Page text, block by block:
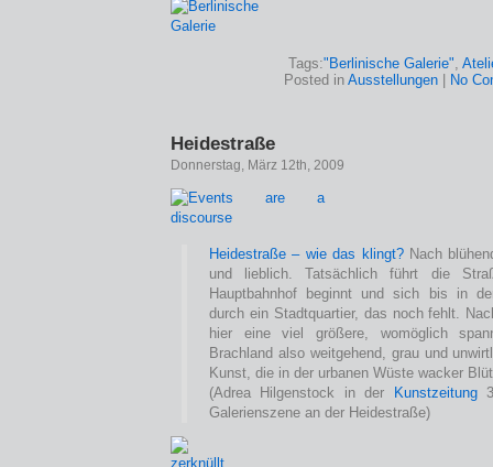
Tags:"Berlinische Galerie",
Posted in Ausstellungen| No
Heidestraße
Donnerstag, März 12th, 2009
Heidestraße – wie das klingt?Nach
und lieblich. Tatsächlich führt die
Hauptbahnhof beginnt und sich bis in
durch ein Stadtquartier, das noch fehlt.
hier eine viel größere, womöglich
Brachland also weitgehend, grau und
Kunst, die in der urbanen Wüste wacker
(Adrea Hilgenstock in der
Kunstzeitung
Galerienszene an der Heidestraße)